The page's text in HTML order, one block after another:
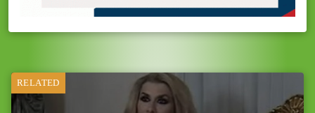
RELATED